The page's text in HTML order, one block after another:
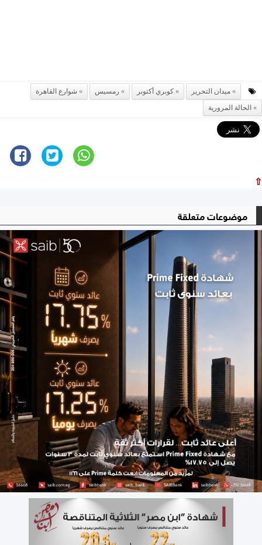
ميدان التحرير كوبري أكتوبر رمسيس
شوارع القاهرة
الحالة المرورية
⇧
موضوعات متعلقة